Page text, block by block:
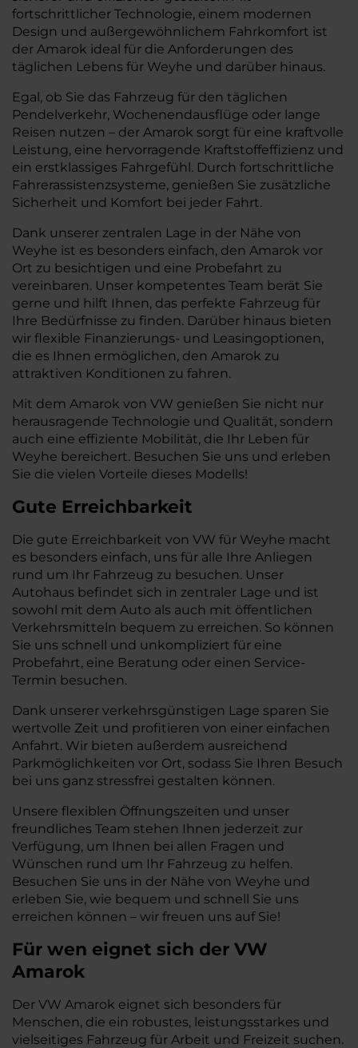
fortschrittlicher Technologie, einem modernen
Design und außergewöhnlichem Fahrkomfort ist
der Amarok ideal für die Anforderungen des
täglichen Lebens für Weyhe und darüber hinaus.
Egal, ob Sie das Fahrzeug für den täglichen
Pendelverkehr, Wochenendausflüge oder lange
Reisen nutzen – der Amarok sorgt für eine kraftvolle
Leistung, eine hervorragende Kraftstoffeffizienz und
ein erstklassiges Fahrgefühl. Durch fortschrittliche
Fahrerassistenzsysteme, genießen Sie zusätzliche
Sicherheit und Komfort bei jeder Fahrt.
Dank unserer zentralen Lage in der Nähe von
Weyhe ist es besonders einfach, den Amarok vor
Ort zu besichtigen und eine Probefahrt zu
vereinbaren. Unser kompetentes Team berät Sie
gerne und hilft Ihnen, das perfekte Fahrzeug für
Ihre Bedürfnisse zu finden. Darüber hinaus bieten
wir flexible Finanzierungs- und Leasingoptionen,
die es Ihnen ermöglichen, den Amarok zu
attraktiven Konditionen zu fahren.
Mit dem Amarok von VW genießen Sie nicht nur
herausragende Technologie und Qualität, sondern
auch eine effiziente Mobilität, die Ihr Leben für
Weyhe bereichert. Besuchen Sie uns und erleben
Sie die vielen Vorteile dieses Modells!
Gute Erreichbarkeit
Die gute Erreichbarkeit von VW für Weyhe macht
es besonders einfach, uns für alle Ihre Anliegen
rund um Ihr Fahrzeug zu besuchen. Unser
Autohaus befindet sich in zentraler Lage und ist
sowohl mit dem Auto als auch mit öffentlichen
Verkehrsmitteln bequem zu erreichen. So können
Sie uns schnell und unkompliziert für eine
Probefahrt, eine Beratung oder einen Service-
Termin besuchen.
Dank unserer verkehrsgünstigen Lage sparen Sie
wertvolle Zeit und profitieren von einer einfachen
Anfahrt. Wir bieten außerdem ausreichend
Parkmöglichkeiten vor Ort, sodass Sie Ihren Besuch
bei uns ganz stressfrei gestalten können.
Unsere flexiblen Öffnungszeiten und unser
freundliches Team stehen Ihnen jederzeit zur
Verfügung, um Ihnen bei allen Fragen und
Wünschen rund um Ihr Fahrzeug zu helfen.
Besuchen Sie uns in der Nähe von Weyhe und
erleben Sie, wie bequem und schnell Sie uns
erreichen können – wir freuen uns auf Sie!
Für wen eignet sich der VW
Amarok
Der VW Amarok eignet sich besonders für
Menschen, die ein robustes, leistungsstarkes und
vielseitiges Fahrzeug für Arbeit und Freizeit suchen.